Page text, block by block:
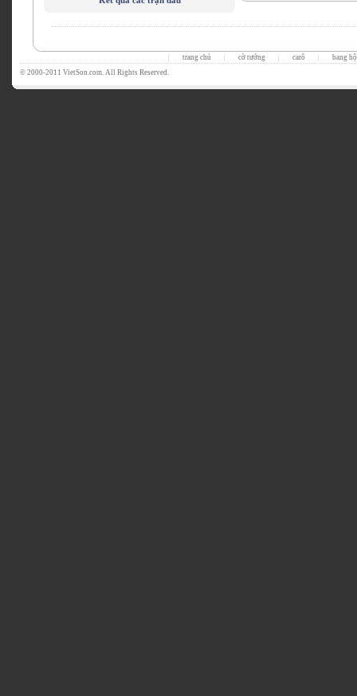
trang chủ cờ tướng carô
bang
© 2000-2011 VietSon.com. All Rights Reserved.